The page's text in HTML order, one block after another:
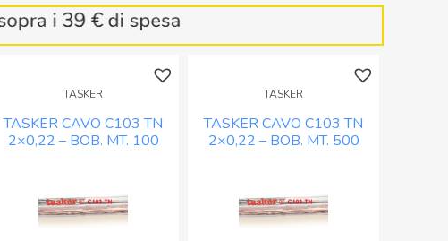
TN
-
500
quantità
TS
100
quantità
TASKER
TASKER CAVO C103 TN
2×0,22 – BOB. MT. 100
TASKER
TASKER CAVO C103 TN
2×0,22 – BOB. MT. 500